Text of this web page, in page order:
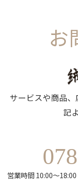
お
サービスや商品
記
営業時間 10:00～